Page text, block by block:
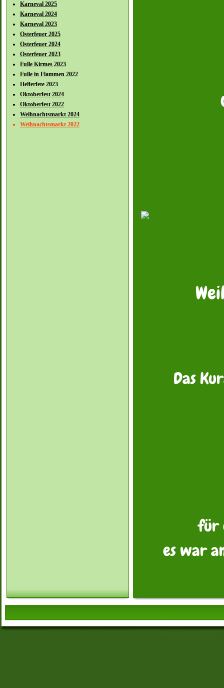
Karneval 2025
Karneval 2024
Karneval 2023
Osterfeuer 2025
Osterfeuer 2024
Osterfeuer 2023
Fulle Kirmes 2023
Fulle in Flammen 2022
Helferfete 2023
Oktoberfest 2024
Oktoberfest 2022
Weihnachtsmarkt 2024
Weihnachtsmarkt 2022
Das
für
es war